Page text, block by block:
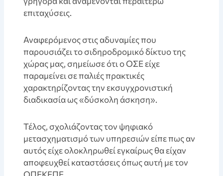
επιταχύσεις.
Αναφερόμενος στις αδυναμίες που
παρουσιάζει το σιδηροδρομικό δίκτυο της
χώρας μας, σημείωσε ότι ο ΟΣΕ είχε
παραμείνει σε παλιές πρακτικές
χαρακτηρίζοντας την εκσυγχρονιστική
διαδικασία ως «δύσκολη άσκηση».
Τέλος, σχολιάζοντας τον ψηφιακό
μετασχηματισμό των υπηρεσιών είπε πως αν
αυτός είχε ολοκληρωθεί εγκαίρως θα είχαν
αποφευχθεί καταστάσεις όπως αυτή με τον